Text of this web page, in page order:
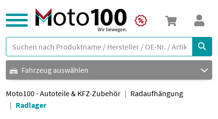
Fahrzeug auswählen
Moto100 - Autoteile & KFZ-Zubehör
Radaufhängung
Radlager